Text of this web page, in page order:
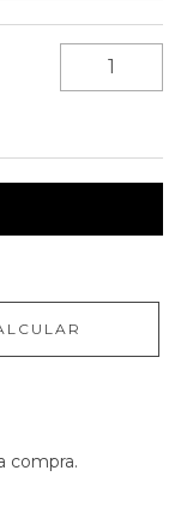
compra.